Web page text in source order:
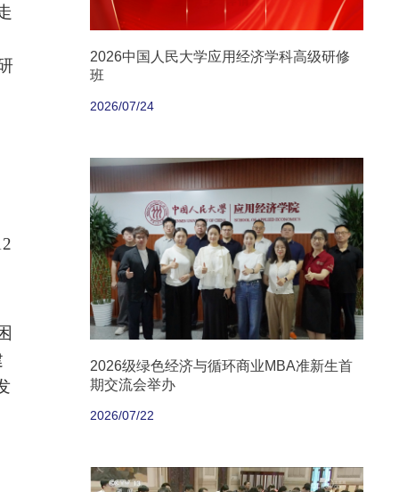
2026中国人民大学应用经济学科高级研修
班
2026/07/24
2026级绿色经济与循环商业MBA准新生首
期交流会举办
2026/07/22